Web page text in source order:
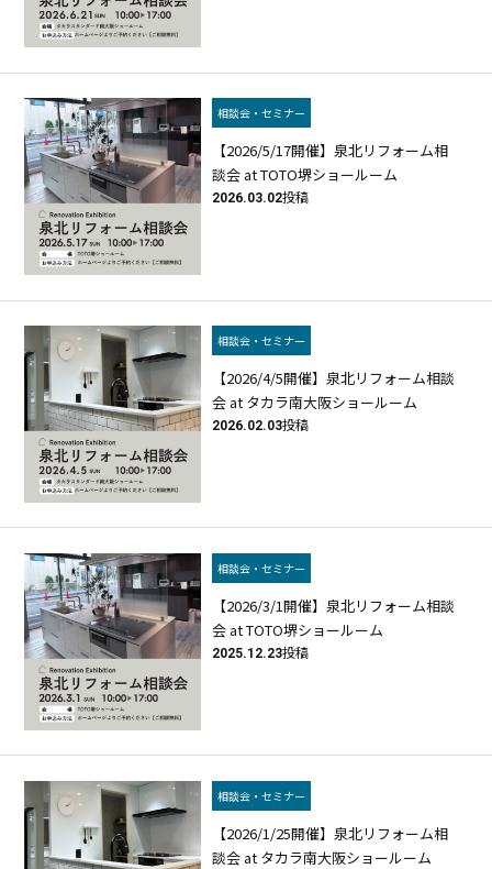
相談会・セミナー
【2026/5/17開催】泉北リフォーム相
談会 at TOTO堺ショールーム
2026.03.02投稿
相談会・セミナー
【2026/4/5開催】泉北リフォーム相談
会 at タカラ南大阪ショールーム
2026.02.03投稿
相談会・セミナー
【2026/3/1開催】泉北リフォーム相談
会 at TOTO堺ショールーム
2025.12.23投稿
相談会・セミナー
【2026/1/25開催】泉北リフォーム相
談会 at タカラ南大阪ショールーム